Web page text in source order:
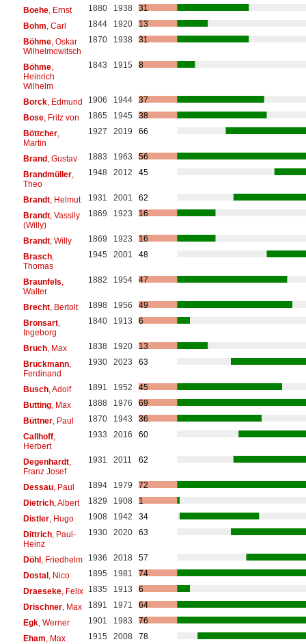
Boehe, Ernst 1880 1938
31
Bohm , Carl 1844 1920
13
Böhme, Oskar
Wilhelmowitsch
1870 1938 31
Böhme,
Heinrich
Wilhelm
1843 1915 8
Borck, Edmund 1906 1944
37
Bose, Fritz von 1865 1945
38
Böttcher,
Martin
1927 2019 66
Brand, Gustav 1883 1963
56
Brandmüller,
Theo
1948 2012 45
Brandt, Helmut 1931 2001
62
Brandt, Vassily
(Willy)
1869 1923 16
Brandt, Willy 1869 1923
16
Brasch,
Thomas
1945 2001 48
Braunfels
Walter
1882 1954 47
Brecht, Bertolt 1898 1956
49
Bronsart,
Ingeborg
1840 1913 6
Bruch, Max 1838 1920
13
Bruckmann,
Ferdinand
1930 2023 63
Busch, Adolf 1891 1952
45
Butting, Max 1888 1976
69
Büttner, Paul 1870 1943
36
Callhoff,
Herbert
1933 2016 60
Degenhardt,
Franz Josef
1931 2011 62
Dessau, Paul 1894 1979
72
Dietrich, Albert 1829 1908
1
Distler, Hugo 1908 1942
34
Dittrich, Paul-
Heinz
1930 2020 63
Döhl, Friedhelm 1936 2018
57
Dostal, Nico 1895 1981
74
Draeseke, Felix 1835 1913
6
Drischner, Max 1891 1971
64
Egk, Werner 1901 1983
76
Eham , Max 1915 2008
78